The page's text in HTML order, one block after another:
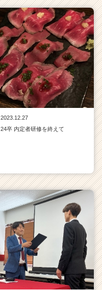
2023.12.27
24卒 内定者研修を終えて